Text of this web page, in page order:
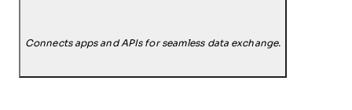
Connects apps and APIs for seamless data exchange.